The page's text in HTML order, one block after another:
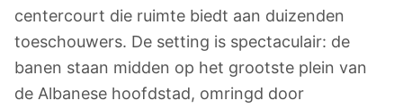
centercourt die ruimte biedt aan duizenden
toeschouwers. De setting is spectaculair: de
banen staan midden op het grootste plein van
de Albanese hoofdstad, omringd door